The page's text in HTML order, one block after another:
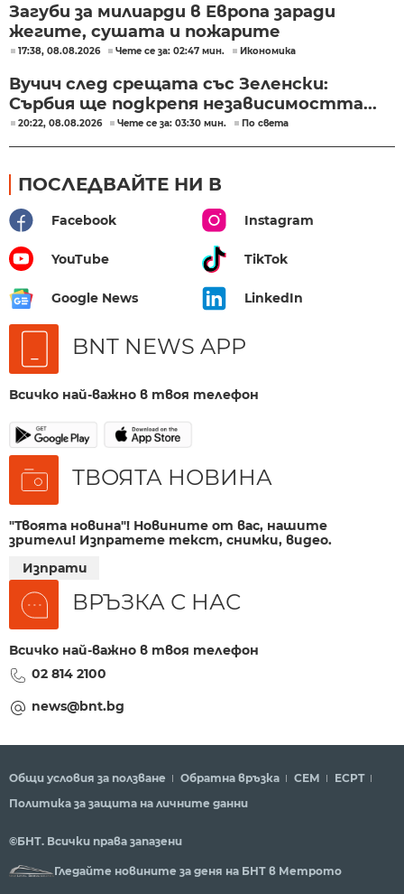
Загуби за милиарди в Европа заради
жегите, сушата и пожарите
17:38, 08.08.2026 Чете се за: 02:47 мин. Икономика
Вучич след срещата със Зеленски:
Сърбия ще подкрепя независимостта...
20:22, 08.08.2026 Чете се за: 03:30 мин. По света
ПОСЛЕДВАЙТЕ НИ В
Facebook Instagram
YouTube TikTok
Google News LinkedIn
BNT NEWS APP
Всичко най-важно в твоя телефон
ТВОЯТА НОВИНА
"Твоята новина"! Новините от вас, нашите
зрители! Изпратете текст, снимки, видео.
Изпрати
ВРЪЗКА С НАС
Всичко най-важно в твоя телефон
02 814 2100
news@bnt.bg
Общи условия за ползване Обратна връзка СЕМ
ECPT
Политика за защита на личните данни
©БНТ. Всички права запазени
Гледайте новините за деня на БНТ в Метрото